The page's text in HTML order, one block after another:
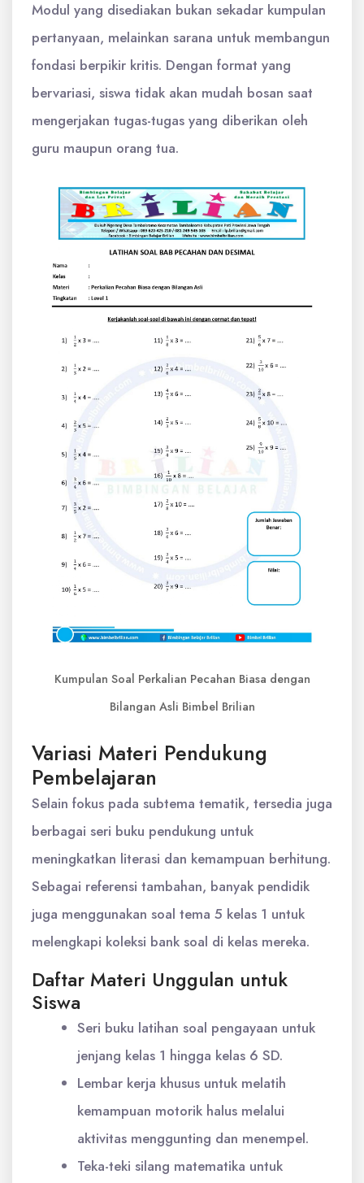
Modul yang disediakan bukan sekadar kumpulan
pertanyaan, melainkan sarana untuk membangun
fondasi berpikir kritis. Dengan format yang
bervariasi, siswa tidak akan mudah bosan saat
mengerjakan tugas-tugas yang diberikan oleh
guru maupun orang tua.
Kumpulan Soal Perkalian Pecahan Biasa dengan
Bilangan Asli Bimbel Brilian
Variasi Materi Pendukung
Pembelajaran
Selain fokus pada subtema tematik, tersedia juga
berbagai seri buku pendukung untuk
meningkatkan literasi dan kemampuan berhitung.
Sebagai referensi tambahan, banyak pendidik
juga menggunakan soal tema 5 kelas 1 untuk
melengkapi koleksi bank soal di kelas mereka.
Daftar Materi Unggulan untuk
Siswa
Seri buku latihan soal pengayaan untuk
jenjang kelas 1 hingga kelas 6 SD.
Lembar kerja khusus untuk melatih
kemampuan motorik halus melalui
aktivitas menggunting dan menempel.
Teka-teki silang matematika untuk